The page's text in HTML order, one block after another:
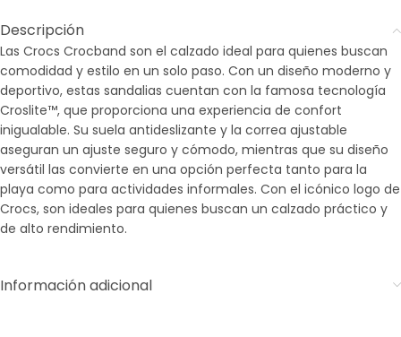
Descripción
Las Crocs Crocband son el calzado ideal para quienes buscan
comodidad y estilo en un solo paso. Con un diseño moderno y
deportivo, estas sandalias cuentan con la famosa tecnología
Croslite™, que proporciona una experiencia de confort
inigualable. Su suela antideslizante y la correa ajustable
aseguran un ajuste seguro y cómodo, mientras que su diseño
versátil las convierte en una opción perfecta tanto para la
playa como para actividades informales. Con el icónico logo de
Crocs, son ideales para quienes buscan un calzado práctico y
de alto rendimiento.
Información adicional